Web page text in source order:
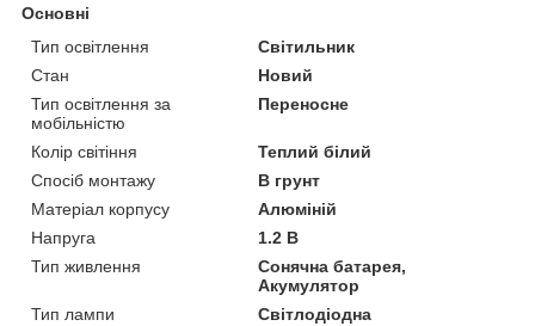
Основні
Тип освітлення
Світильник
Стан
Новий
Тип освітлення за
мобільністю
Переносне
Колір світіння
Теплий білий
Спосіб монтажу
В грунт
Матеріал корпусу
Алюміній
Напруга
1.2 В
Тип живлення
Сонячна батарея,
Акумулятор
Тип лампи
Світлодіодна